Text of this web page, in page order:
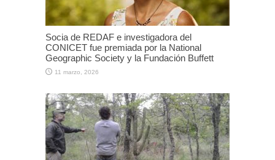
Socia de REDAF e investigadora del
CONICET fue premiada por la National
Geographic Society y la Fundación Buffett
11 marzo, 2026